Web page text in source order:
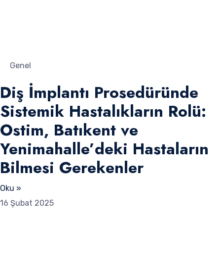
Genel
Diş İmplantı Prosedüründe
Sistemik Hastalıkların Rolü:
Ostim, Batıkent ve
Yenimahalle’deki Hastaların
Bilmesi Gerekenler
Oku »
16 Şubat 2025